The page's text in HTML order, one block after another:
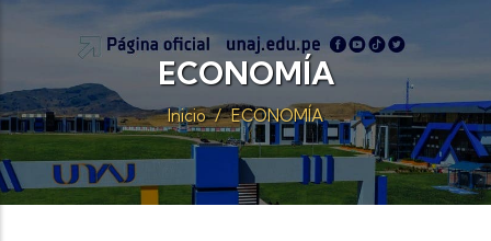
ECONOMÍA
Inicio / ECONOMÍA